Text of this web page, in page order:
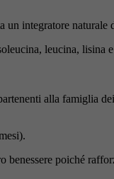
un integratore
leucina, lisina
alla famiglia
poiché